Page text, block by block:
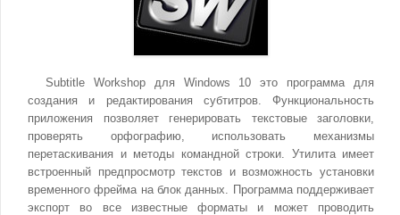
Subtitle Workshop для Windows 10 это программа для
создания и редактирования субтитров. Функциональность
приложения позволяет генерировать текстовые заголовки,
проверять орфографию, использовать механизмы
перетаскивания и методы командной строки. Утилита имеет
встроенный предпросмотр текстов и возможность установки
временного фрейма на блок данных. Программа поддерживает
экспорт во все известные форматы и может проводить